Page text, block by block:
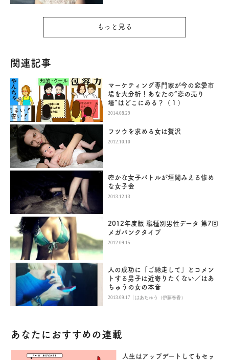
もっと見る
関連記事
マーケティング専門家が今の恋愛市
場を大分析！あなたの“恋の売り
場”はどこにある？（１）
2014.08.29
フツウを求める女は贅沢
2012.10.10
密かな女子バトルが垣間みえる惨め
な女子会
2013.12.13
2012年度版 職種別男性データ 第7回
メガバンクタイプ
2012.09.15
人の成功に「ご馳走して」とコメン
トする男子は近寄りたくない／はあ
ちゅうの女の本音
2013.09.17 |はあちゅう（伊藤春香）
あなたにおすすめの連載
人生はアップデートしてもセッ